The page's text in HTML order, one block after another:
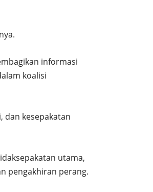
informasi
koalisi
dan kesepakatan
utama,
pengakhiran perang.